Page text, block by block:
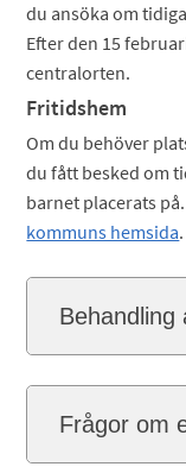
du ansöka om
Efter den 15
centralorten.
Fritidshem
Om du behöver
du fått besked om
barnet placerats på.
kommuns hemsida.
Behandling
Frågor om